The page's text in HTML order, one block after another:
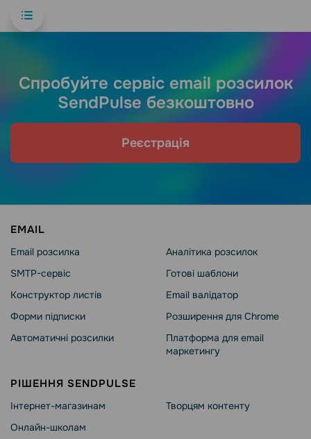
Спробуйте сервіс email розсилок
SendPulse безкоштовно
Реєстрація
EMAIL
Email розсилка
SMTP-сервіс
Конструктор листів
Форми підписки
Автоматичні розсилки
Аналітика розсилок
Готові шаблони
Email валідатор
Розширення для Chrome
Платформа для email
маркетингу
РІШЕННЯ SENDPULSE
Інтернет-магазинам
Онлайн-школам
Творцям контенту